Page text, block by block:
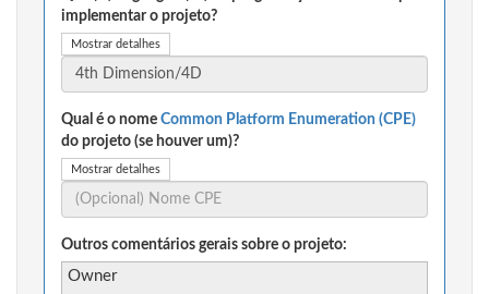
implementar o projeto?
Mostrar detalhes
Qual é o nome Common Platform Enumeration (CPE)
do projeto (se houver um)?
Mostrar detalhes
Outros comentários gerais sobre o projeto:
Owner